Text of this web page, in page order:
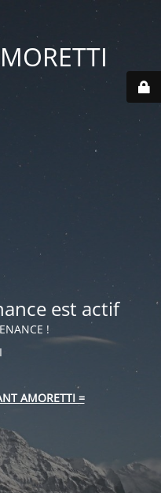
est actif
!
AMORETTI =